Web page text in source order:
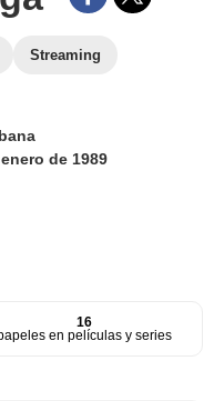
Streaming
de 1989
16
en películas y series